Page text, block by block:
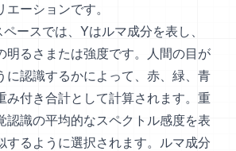
ーションです。
ースでは、Yはルマ成分を表し、
明るさまたは強度です。人間の目が
に認識するかによって、赤、緑、青
み付き合計として計算されます。重
認識の平均的なスペクトル感度を表
するように選択されます。ルマ成分